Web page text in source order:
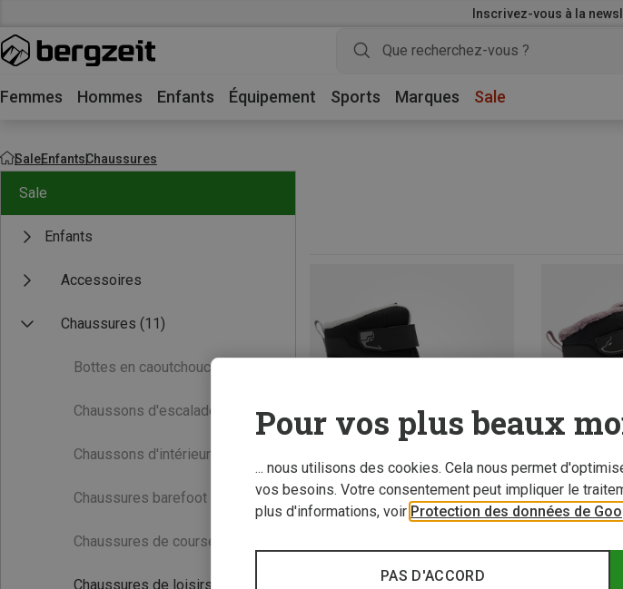
Inscrivez-vous à la
Femmes Hommes Enfants Équipement Sports Marques Sale
SaleEnfantsChaussures
Sale
Enfants
Accessoires
Chaussures (11)
Bottes en caoutchouc
Chaussons d'escalade
Chaussons d'intérieur
Chaussures barefoot
Chaussures de course
Chaussures de loisirs
Vous économisez jusqu'à 23% Vous
Pour vos plus beaux
... nous utilisons des cookies. Cela nous permet
vos besoins. Votre consentement peut impliquer le
plus d'informations, voir Protection des données de
PAS D'ACCORD